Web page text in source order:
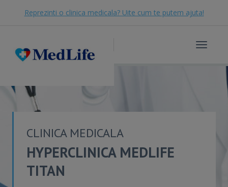
Reprezinti o clinica medicala? Uite cum te putem ajuta!
Toggle
CLINICA MEDICALA
HYPERCLINICA MEDLIFE
TITAN